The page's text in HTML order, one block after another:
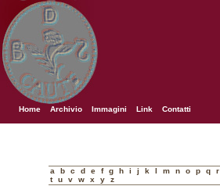
Home Archivio Immagini Link Contatti
a b c d e f g h i j k l m n o p q r
t
u v w x y z